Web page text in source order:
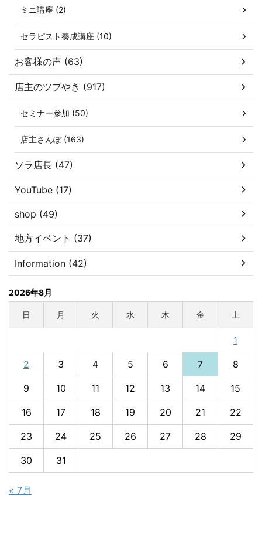
ミニ講座 (2)
セラピスト養成講座 (10)
お客様の声 (63)
店主のツブやき (917)
セミナー参加 (50)
店主さんぽ (163)
ソラ店長 (47)
YouTube (17)
shop (49)
地方イベント (37)
Information (42)
2026年8月
日 月 火 水 木 金 土
1
2 3 4 5 6 7 8
9 10 11 12 13 14 15
16 17 18 19 20 21 22
23 24 25 26 27 28 29
30 31
« 7月